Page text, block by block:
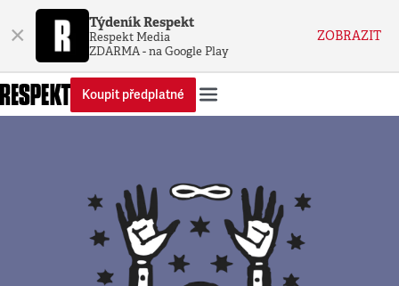
× Týdeník Respekt
Respekt Media
ZDARMA - na Google Play
ZOBRAZIT
Koupit předplatné